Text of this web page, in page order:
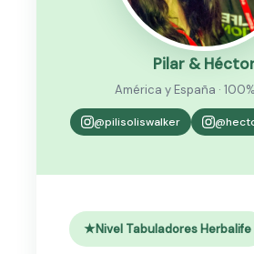
Pilar &
América y España ·
@pilisoliswalker
Nivel Tabuladores Herbalife